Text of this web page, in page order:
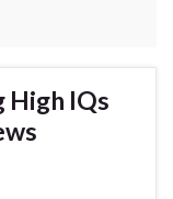
High IQs